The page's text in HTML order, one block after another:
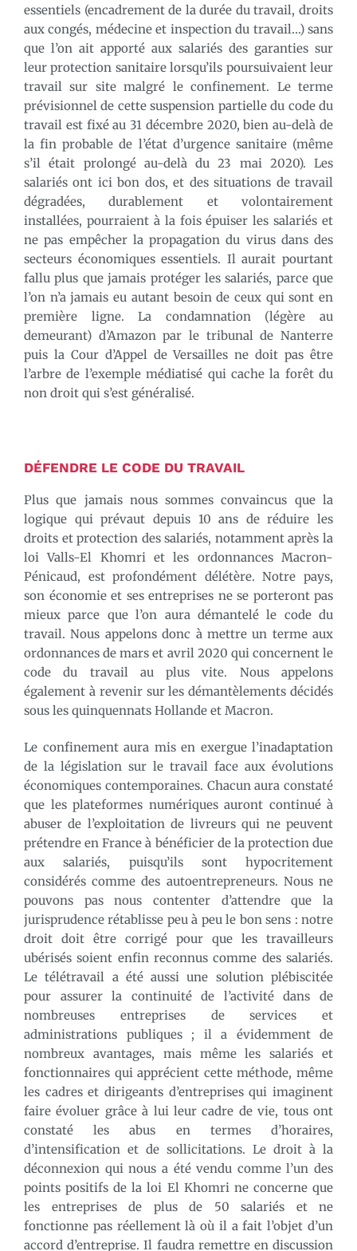
essentiels (encadrement de la durée du travail, droits
aux congés, médecine et inspection du travail…) sans
que l’on ait apporté aux salariés des garanties sur
leur protection sanitaire lorsqu’ils poursuivaient leur
travail sur site malgré le confinement. Le terme
prévisionnel de cette suspension partielle du code du
travail est fixé au 31 décembre 2020, bien au-delà de
la fin probable de l’état d’urgence sanitaire (même
s’il était prolongé au-delà du 23 mai 2020). Les
salariés ont ici bon dos, et des situations de travail
dégradées, durablement et volontairement
installées, pourraient à la fois épuiser les salariés et
ne pas empêcher la propagation du virus dans des
secteurs économiques essentiels. Il aurait pourtant
fallu plus que jamais protéger les salariés, parce que
l’on n’a jamais eu autant besoin de ceux qui sont en
première ligne. La condamnation (légère au
demeurant) d’Amazon par le tribunal de Nanterre
puis la Cour d’Appel de Versailles ne doit pas être
l’arbre de l’exemple médiatisé qui cache la forêt du
non droit qui s’est généralisé.
DÉFENDRE LE CODE DU TRAVAIL
Plus que jamais nous sommes convaincus que la
logique qui prévaut depuis 10 ans de réduire les
droits et protection des salariés, notamment après la
loi Valls-El Khomri et les ordonnances Macron-
Pénicaud, est profondément délétère. Notre pays,
son économie et ses entreprises ne se porteront pas
mieux parce que l’on aura démantelé le code du
travail. Nous appelons donc à mettre un terme aux
ordonnances de mars et avril 2020 qui concernent le
code du travail au plus vite. Nous appelons
également à revenir sur les démantèlements décidés
sous les quinquennats Hollande et Macron.
Le confinement aura mis en exergue l’inadaptation
de la législation sur le travail face aux évolutions
économiques contemporaines. Chacun aura constaté
que les plateformes numériques auront continué à
abuser de l’exploitation de livreurs qui ne peuvent
prétendre en France à bénéficier de la protection due
aux salariés, puisqu’ils sont hypocritement
considérés comme des autoentrepreneurs. Nous ne
pouvons pas nous contenter d’attendre que la
jurisprudence rétablisse peu à peu le bon sens : notre
droit doit être corrigé pour que les travailleurs
ubérisés soient enfin reconnus comme des salariés.
Le télétravail a été aussi une solution plébiscitée
pour assurer la continuité de l’activité dans de
nombreuses entreprises de services et
administrations publiques ; il a évidemment de
nombreux avantages, mais même les salariés et
fonctionnaires qui apprécient cette méthode, même
les cadres et dirigeants d’entreprises qui imaginent
faire évoluer grâce à lui leur cadre de vie, tous ont
constaté les abus en termes d’horaires,
d’intensification et de sollicitations. Le droit à la
déconnexion qui nous a été vendu comme l’un des
points positifs de la loi El Khomri ne concerne que
les entreprises de plus de 50 salariés et ne
fonctionne pas réellement là où il a fait l’objet d’un
accord d’entreprise. Il faudra remettre en discussion